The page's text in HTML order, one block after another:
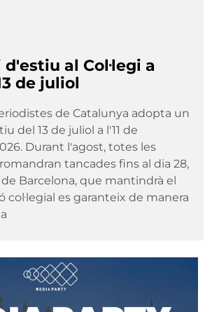
al Col·legi a
de juliol
de Catalunya adopta un
del 13 de juliol a l'11 de
Durant l'agost, totes les
tancades fins al dia 28,
Barcelona, que mantindrà el
col·legial es garanteix de manera